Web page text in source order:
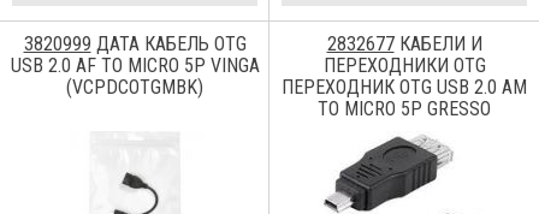
3820999 ДАТА КАБЕЛЬ OTG
USB 2.0 AF TO MICRO 5P VINGA
(VCPDCOTGMBK)
2832677КАБЕЛИ И
ПЕРЕХОДНИКИ OTG
ПЕРЕХОДНИК ОTG USB 2.0 AM
TO MICRO 5P GRESSO
(GRA6013AFMICROBM)